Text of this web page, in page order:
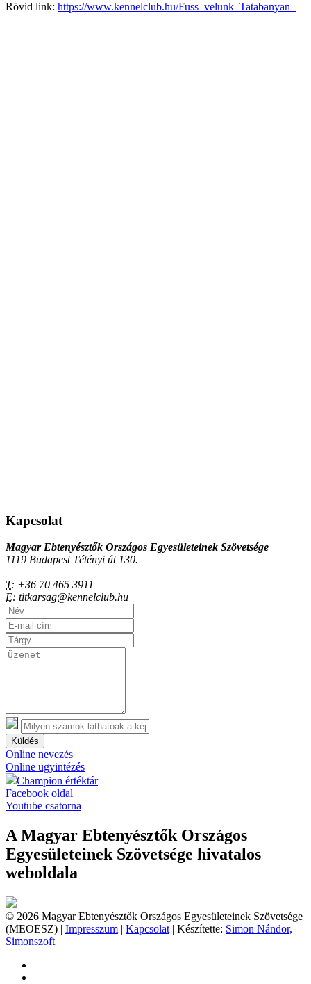
Rövid link: https://www.kennelclub.hu/Fuss_velunk_Tatabanyan_
Kapcsolat
Magyar Ebtenyésztők Országos Egyesületeinek Szövetsége
1119 Budapest Tétényi út 130.
T: +36 70 465 3911
E: titkarsag@kennelclub.hu
Küldés
Online nevezés
Online ügyintézés
Champion értéktár
Facebook oldal
Youtube csatorna
A Magyar Ebtenyésztők Országos
Egyesületeinek Szövetsége hivatalos
weboldala
© 2026 Magyar Ebtenyésztők Országos Egyesületeinek Szövetsége
(MEOESZ) | Impresszum | Kapcsolat | Készítette: Simon Nándor,
Simonszoft